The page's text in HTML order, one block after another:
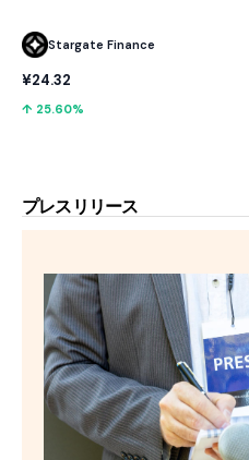
Stargate Finance
¥24.32
↑ 25.60%
プレスリリース